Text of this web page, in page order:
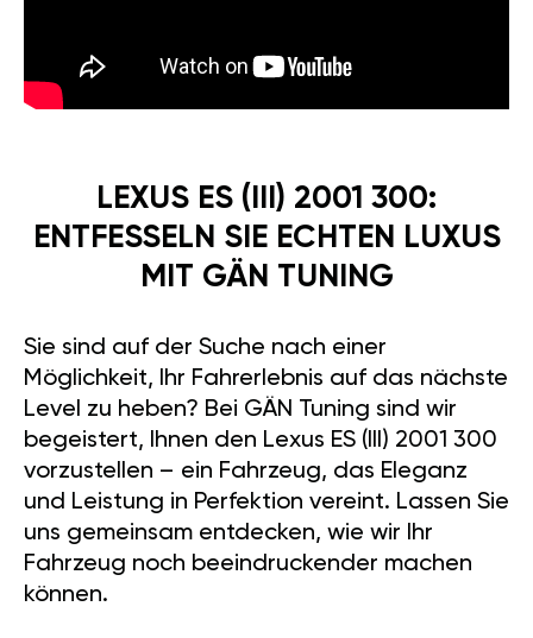
LEXUS ES (III) 2001 300:
ENTFESSELN SIE ECHTEN LUXUS
MIT GÄN TUNING
Sie sind auf der Suche nach einer
Möglichkeit, Ihr Fahrerlebnis auf das nächste
Level zu heben? Bei GÄN Tuning sind wir
begeistert, Ihnen den Lexus ES (III) 2001 300
vorzustellen – ein Fahrzeug, das Eleganz
und Leistung in Perfektion vereint. Lassen Sie
uns gemeinsam entdecken, wie wir Ihr
Fahrzeug noch beeindruckender machen
können.